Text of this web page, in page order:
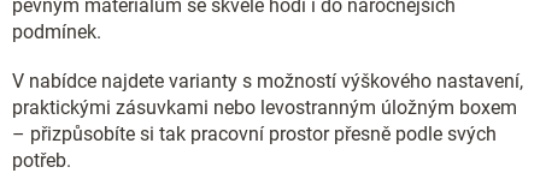
s
pevným materiálům se skvěle hodí i do náročnějších
podmínek.
V nabídce najdete varianty s možností výškového nastavení,
praktickými zásuvkami nebo levostranným úložným boxem
– přizpůsobíte si tak pracovní prostor přesně podle svých
potřeb.